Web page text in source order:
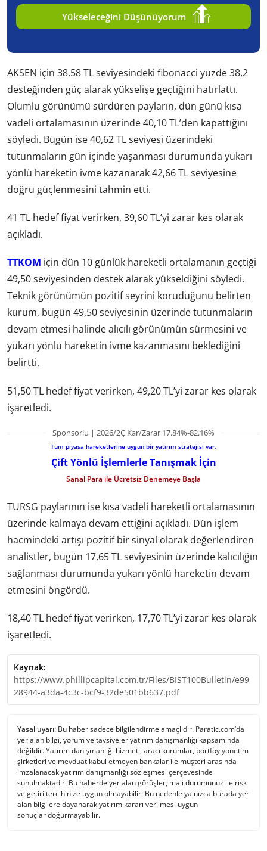
Yükseleceğini Düşünüyorum
AKSEN için 38,58 TL seviyesindeki fibonacci yüzde 38,2
desteğinden güç alarak yükselişe geçtiğini hatırlattı.
Olumlu görünümü sürdüren payların, dün günü kısa
vadeli ortalamasının üzerinde 40,10 TL’den kapattığını
söyledi. Bugün ise 40,62 TL seviyesi üzerindeki
tutunmaların gün içinde yaşanması durumunda yukarı
yönlü hareketin ivme kazanarak 42,66 TL seviyesine
doğru güçlenmesini tahmin etti.
41 TL hedef fiyat verirken, 39,60 TL’yi zarar kes olarak
açıkladı.
TTKOM için dün 10 günlük hareketli ortalamanın geçtiği
49,50 seviyesinden destek alarak yükseldiğini söyledi.
Teknik görünümün pozitif seyrini koruduğunu belirten
kurum, bugün 49,50 seviyesinin üzerinde tutunmaların
devam etmesi halinde alıcılı görünümün sürmesini ve
yukarı yönlü hareketin ivme kazanmasını beklediğini
belirtti.
51,50 TL hedef fiyat verirken, 49,20 TL’yi zarar kes olarak
işaretledi.
Sponsorlu | 2026/2Ç Kar/Zarar 17.84%-82.16%
Tüm piyasa hareketlerine uygun bir yatırım stratejisi var.
Çift Yönlü İşlemlerle Tanışmak İçin
Sanal Para ile Ücretsiz Denemeye Başla
TURSG paylarının ise kısa vadeli hareketli ortalamasının
üzerinde kalmaya devam ettiğini açıkladı. Dün işlem
hacmindeki artışı pozitif bir sinyal olarak değerlendiren
analistler, bugün 17,65 TL seviyesinin üzerinde kalıcılığın
sağlanması durumunda yukarı yönlü hareketin devam
etmesini öngördü.
18,40 TL hedef fiyat verirken, 17,70 TL’yi zarar kes olarak
işaretledi.
Kaynak:
https://www.phillipcapital.com.tr/Files/BIST100Bulletin/e99
28944-a3da-4c3c-bcf9-32de501bb637.pdf
Yasal uyarı: Bu haber sadece bilgilendirme amaçlıdır. Paratic.com’da
yer alan bilgi, yorum ve tavsiyeler yatırım danışmanlığı kapsamında
değildir. Yatırım danışmanlığı hizmeti, aracı kurumlar, portföy yönetim
şirketleri ve mevduat kabul etmeyen bankalar ile müşteri arasında
imzalanacak yatırım danışmanlığı sözleşmesi çerçevesinde
sunulmaktadır. Bu haberde yer alan görüşler, mali durumunuz ile risk
ve getiri tercihinize uygun olmayabilir. Bu nedenle yalnızca burada yer
alan bilgilere dayanarak yatırım kararı verilmesi uygun
sonuçlar doğurmayabilir.